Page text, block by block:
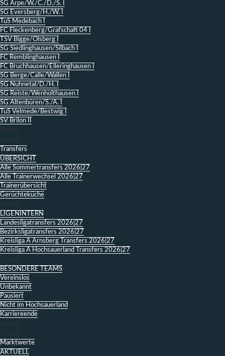
SG Arpe/W./C./D./S. I
SG Eversberg/H./W. I
TuS Medebach I
FC Fleckenberg/Grafschaft 04 I
TSV Bigge/Olsberg I
SG Siedlinghausen/Silbach I
FC Remblinghausen I
FC Bruchhausen/Elleringhausen I
SG Berge/Calle/Wallen I
SG Nuhnetal/D./H. I
SG Reiste/Wenholthausen I
SG Altenbüren/S./A. I
TuS Velmede/Bestwig I
SV Brilon II
Zurück
Zurück
Transfers
ÜBERSICHT
Alle Sommertransfers 2026|27
Alle Trainerwechsel 2026|27
Trainerübersicht
Gerüchteküche
Zurück
LIGENINTERN
Landesligatransfers 2026|27
Bezirksligatransfers 2026|27
Kreisliga A Arnsberg Transfers 2026|27
Kreisliga A Hochsauerland Transfers 2026|27
Zurück
BESONDERE TEAMS
Vereinslos
Unbekannt
Pausiert
Nicht im Hochsauerland
Karriereende
Zurück
Zurück
Marktwerte
AKTUELL